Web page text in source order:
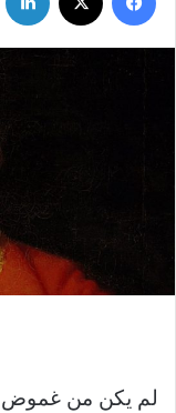
لم يكن من غموض